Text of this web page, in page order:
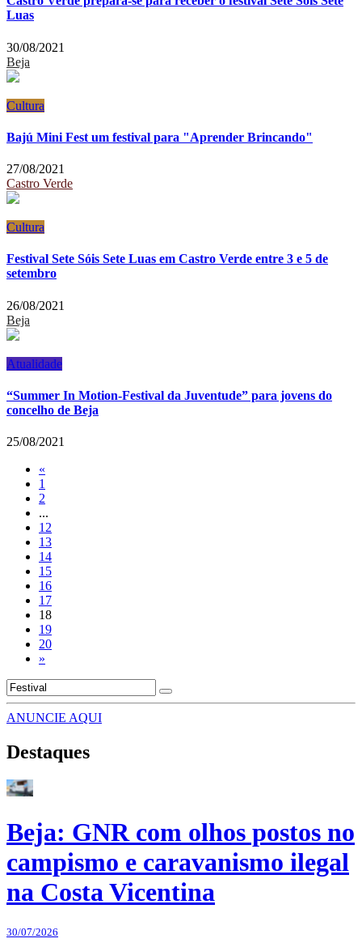
Luas
30/08/2021
Beja
Cultura
Bajú Mini Fest um festival para "Aprender Brincando"
27/08/2021
Castro Verde
Cultura
Festival Sete Sóis Sete Luas em Castro Verde entre 3 e 5 de
setembro
26/08/2021
Beja
Atualidade
“Summer In Motion-Festival da Juventude” para jovens do
concelho de Beja
25/08/2021
«
1
2
...
12
13
14
15
16
17
18
19
20
»
ANUNCIE AQUI
Destaques
Beja: GNR com olhos postos no
campismo e caravanismo ilegal
na Costa Vicentina
30/07/2026